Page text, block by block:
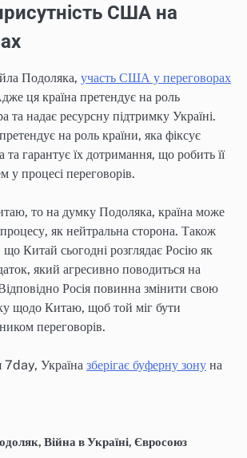
США на
Подоляка, участь США у переговорах
ця країна претендує на роль
та надає ресурсну підтримку Україні.
на роль країни, яка фіксує
та гарантує їх дотримання, що робить її
у процесі переговорів.
то на думку Подоляка, країна може
як нейтральна сторона. Також
що Китай сьогодні розглядає Росію як
який агресивно поводиться на
Росія повинна змінити свою
щодо Китаю, щоб той міг бути
переговорів.
Україна зберігає буферну зону на
, Війна в Україні, Євросоюз